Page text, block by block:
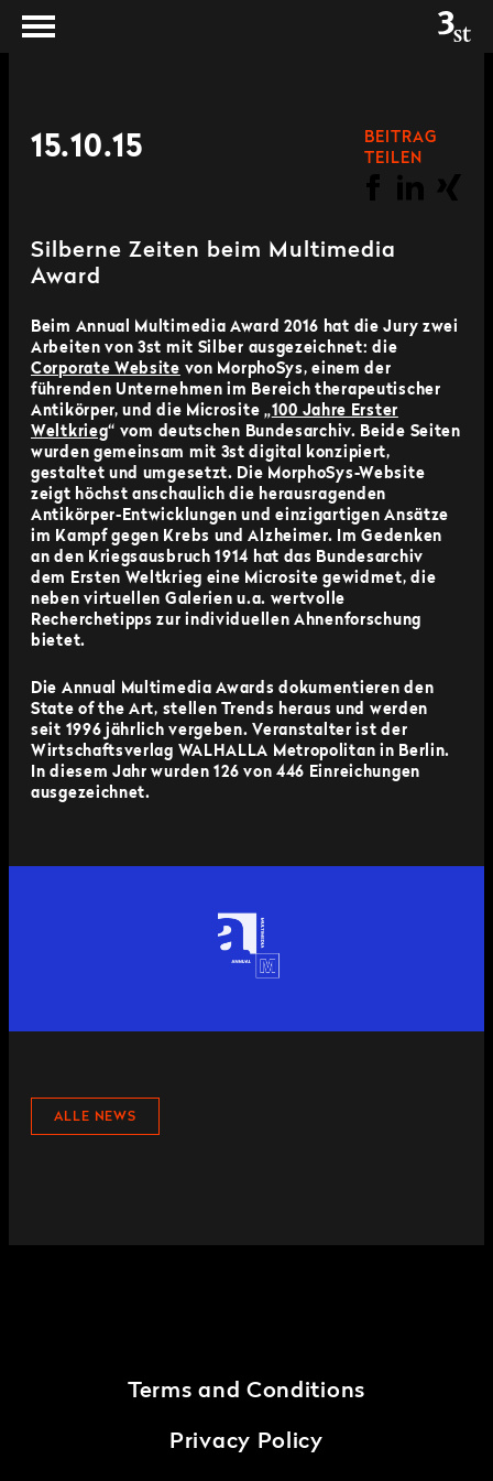
15.10.15
BEITRAG
TEILEN
Silberne Zeiten beim Multimedia
Award
Beim Annual Multimedia Award 2016 hat die Jury zwei
Arbeiten von 3st mit Silber ausgezeichnet: die
Corporate Website von MorphoSys, einem der
führenden Unternehmen im Bereich therapeutischer
Antikörper, und die Microsite „100 Jahre Erster
Weltkrieg“ vom deutschen Bundesarchiv. Beide Seiten
wurden gemeinsam mit 3st digital konzipiert,
gestaltet und umgesetzt. Die MorphoSys-Website
zeigt höchst anschaulich die herausragenden
Antikörper-Entwicklungen und einzigartigen Ansätze
im Kampf gegen Krebs und Alzheimer. Im Gedenken
an den Kriegsausbruch 1914 hat das Bundesarchiv
dem Ersten Weltkrieg eine Microsite gewidmet, die
neben virtuellen Galerien u.a. wertvolle
Recherchetipps zur individuellen Ahnenforschung
bietet.
Die Annual Multimedia Awards dokumentieren den
State of the Art, stellen Trends heraus und werden
seit 1996 jährlich vergeben. Veranstalter ist der
Wirtschaftsverlag WALHALLA Metropolitan in Berlin.
In diesem Jahr wurden 126 von 446 Einreichungen
ausgezeichnet.
ALLE NEWS
Terms and Conditions
Privacy Policy